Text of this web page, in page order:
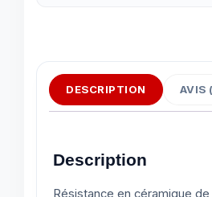
DESCRIPTION AVIS
Description
Résistance en céramique de